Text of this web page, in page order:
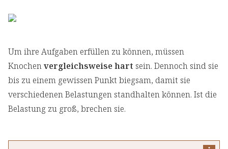
Um ihre Aufgaben erfüllen zu können, müssen
Knochenvergleichsweise hart sein. Dennoch sind sie
bis zu einem gewissen Punkt biegsam, damit sie
verschiedenen Belastungen standhalten können. Ist die
Belastung zu groß, brechen sie.